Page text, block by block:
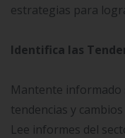
estrategias para
Identifica las
Mantente informado
tendencias y
Lee informes del